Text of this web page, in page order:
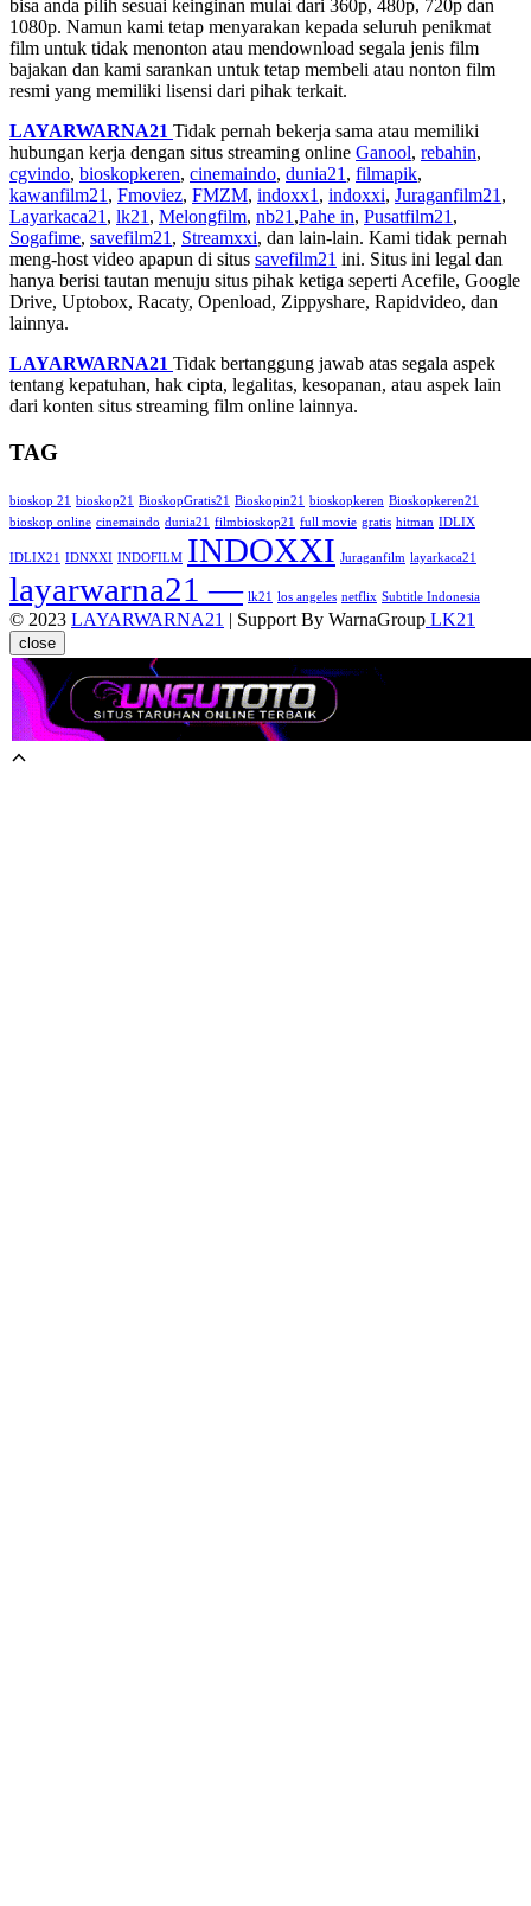
bisa anda pilih sesuai keinginan mulai dari 360p, 480p, 720p dan
1080p. Namun kami tetap menyarakan kepada seluruh penikmat
film untuk tidak menonton atau mendownload segala jenis film
bajakan dan kami sarankan untuk tetap membeli atau nonton film
resmi yang memiliki lisensi dari pihak terkait.
LAYARWARNA21 Tidak pernah bekerja sama atau memiliki
hubungan kerja dengan situs streaming online Ganool, rebahin,
cgvindo, bioskopkeren, cinemaindo, dunia21, filmapik,
kawanfilm21, Fmoviez, FMZM, indoxx1, indoxxi, Juraganfilm21,
Layarkaca21, lk21, Melongfilm, nb21,Pahe in, Pusatfilm21,
Sogafime, savefilm21, Streamxxi, dan lain-lain. Kami tidak pernah
meng-host video apapun di situs savefilm21 ini. Situs ini legal dan
hanya berisi tautan menuju situs pihak ketiga seperti Acefile, Google
Drive, Uptobox, Racaty, Openload, Zippyshare, Rapidvideo, dan
lainnya.
LAYARWARNA21 Tidak bertanggung jawab atas segala aspek
tentang kepatuhan, hak cipta, legalitas, kesopanan, atau aspek lain
dari konten situs streaming film online lainnya.
TAG
bioskop 21 bioskop21 BioskopGratis21 Bioskopin21 bioskopkeren Bioskopkeren21
bioskop online cinemaindo dunia21 filmbioskop21 full movie gratis hitman IDLIX
IDLIX21 IDNXXI INDOFILM INDOXXI Juraganfilm layarkaca21
layarwarna21 — lk21 los angeles netflix Subtitle Indonesia
© 2023 LAYARWARNA21 | Support By WarnaGroup LK21
close